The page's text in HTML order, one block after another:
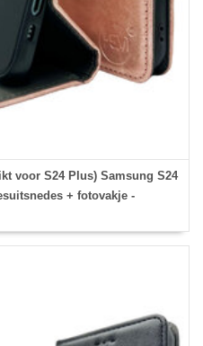
voor S24 Plus) Samsung S24
+ fotovakje -